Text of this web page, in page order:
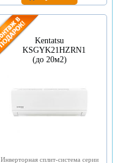
Kentatsu
KSGYK21HZRN1
(до 20м2)
Инверторная сплит-система серии